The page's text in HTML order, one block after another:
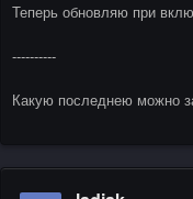
Теперь обновляю при
----------
Какую последнею можно